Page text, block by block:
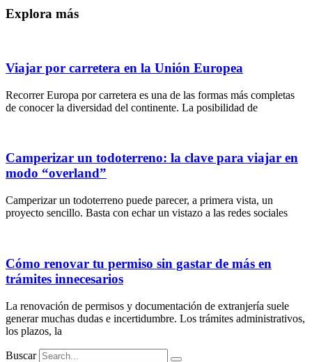
Explora más
Viajar por carretera en la Unión Europea
Recorrer Europa por carretera es una de las formas más completas
de conocer la diversidad del continente. La posibilidad de
Camperizar un todoterreno: la clave para viajar en
modo “overland”
Camperizar un todoterreno puede parecer, a primera vista, un
proyecto sencillo. Basta con echar un vistazo a las redes sociales
Cómo renovar tu permiso sin gastar de más en
trámites innecesarios
La renovación de permisos y documentación de extranjería suele
generar muchas dudas e incertidumbre. Los trámites administrativos,
los plazos, la
Buscar